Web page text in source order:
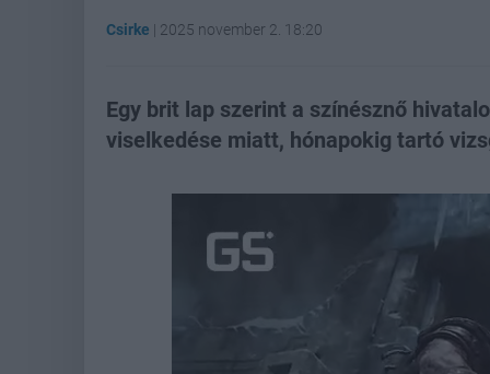
Csirke | 2025 november 2. 18:20
Egy brit lap szerint a színésznő
viselkedése miatt, hónapokig tartó